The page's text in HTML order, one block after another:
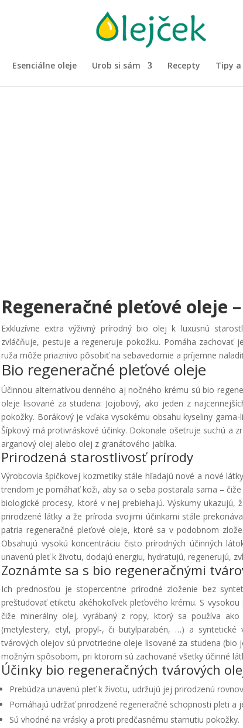
Esenciálne oleje Urob si sám Recepty Tipy
Regeneračné pleťové oleje
Exkluzívne extra výživný prírodný bio olej k luxusnú
zvláčňuje, pestuje a regeneruje pokožku. Pomáha zachovať
ruža môže priaznivo pôsobiť na sebavedomie a príjemne
Bio regeneračné pleťové oleje
Účinnou alternatívou denného aj nočného krému sú bio
oleje lisované za studena: Jojobový, ako jeden z
pokožky. Borákový je vďaka vysokému obsahu kyseliny
Šípkový má protivráskové účinky. Dokonale ošetruje suchú a
arganový olej alebo olej z granátového jablka.
Prirodzená starostlivosť prírody
Výrobcovia špičkovej kozmetiky stále hľadajú nové a nové
trendom je pomáhať koži, aby sa o seba postarala sama –
biologické procesy, ktoré v nej prebiehajú. Výskumy
prirodzené látky a že príroda svojimi účinkami stále
patria regeneračné pleťové oleje, ktoré sa v podobnom
Obsahujú vysokú koncentráciu čisto prírodných účinných
unavenú pleť k životu, dodajú energiu, hydratujú, regenerujú,
Zoznámte sa s bio regeneračnými
Ich prednosťou je stopercentne prírodné zloženie bez
preštudovať etiketu akéhokoľvek pleťového krému. S
čiže minerálny olej, vyrábaný z ropy, ktorý sa používa
(metylestery, etyl, propyl-, či butylparabén, …) a
tvárových olejov sú prvotriedne oleje lisované za studena
možným spôsobom, pri ktorom sú zachované všetky účinné
Účinky bio regeneračných tvárových
Prebúdza unavenú pleť k životu, udržujú jej prirodzenú
Pomáhajú udržať prirodzené regeneračné schopnosti pleti a
Sú vhodné na vrásky a proti predčasnému starnutiu pokožky.